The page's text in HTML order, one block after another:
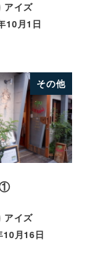
アイズ
10月1日
その他
アイズ
10月16日